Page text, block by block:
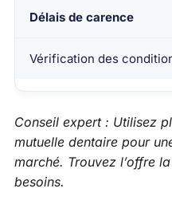
Délais de carence
Vérification des
Conseil expert : Utilisez
mutuelle dentaire pour
marché. Trouvez l’offre
besoins.